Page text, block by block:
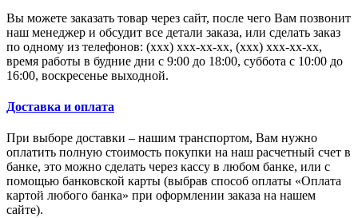
Вы можете заказать товар через сайт, после чего Вам позвонит
наш менеджер и обсудит все детали заказа, или сделать заказ
по одному из телефонов: (xxx) xxx-xx-xx, (xxx) xxx-xx-xx,
время работы в будние дни с 9:00 до 18:00, суббота с 10:00 до
16:00, воскресенье выходной.
Доставка и оплата
При выборе доставки – нашим транспортом, Вам нужно
оплатить полную стоимость покупки на наш расчетный счет в
банке, это можно сделать через кассу в любом банке, или с
помощью банковской карты (выбрав способ оплаты «Оплата
картой любого банка» при оформлении заказа на нашем
сайте).